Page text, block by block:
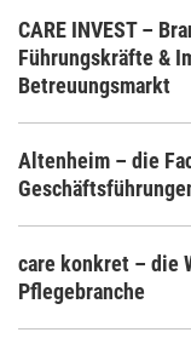
CARE INVEST –
Führungskräfte &
Betreuungsmarkt
Altenheim – die
care konkret – die
Pflegebranche